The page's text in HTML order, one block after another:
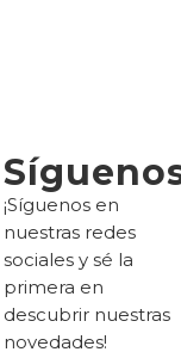
¡Síguenos en
nuestras redes
sociales y sé la
primera en
descubrir nuestras
novedades!